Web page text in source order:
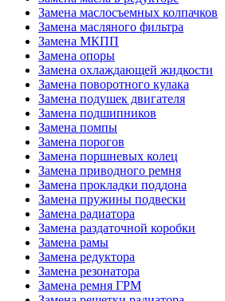
Замена маслосъемных колпачков
Замена масляного фильтра
Замена МКПП
Замена опоры
Замена охлаждающей жидкости
Замена поворотного кулака
Замена подушек двигателя
Замена подшипников
Замена помпы
Замена порогов
Замена поршневых колец
Замена приводного ремня
Замена прокладки поддона
Замена пружины подвески
Замена радиатора
Замена раздаточной коробки
Замена рамы
Замена редуктора
Замена резонатора
Замена ремня ГРМ